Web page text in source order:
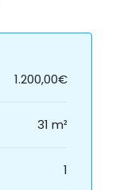
1.200,00€
31 m²
1